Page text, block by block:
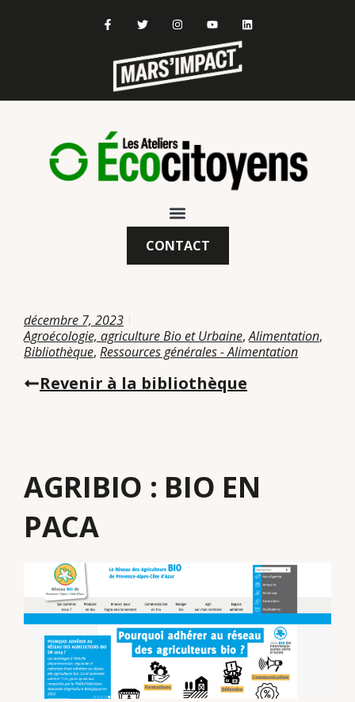
CONTACT
décembre 7, 2023
Agroécologie, agriculture Bio et Urbaine,Alimentation,
Bibliothèque, Ressources générales - Alimentation
Revenir à la bibliothèque
AGRIBIO : BIO EN
PACA